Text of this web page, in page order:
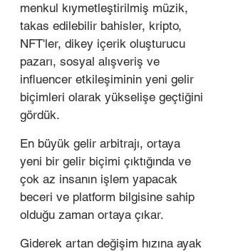
menkul kıymetleştirilmiş müzik,
takas edilebilir bahisler, kripto,
NFT'ler, dikey içerik oluşturucu
pazarı, sosyal alışveriş ve
influencer etkileşiminin yeni gelir
biçimleri olarak yükselişe geçtiğini
gördük.
En büyük gelir arbitrajı, ortaya
yeni bir gelir biçimi çıktığında ve
çok az insanın işlem yapacak
beceri ve platform bilgisine sahip
olduğu zaman ortaya çıkar.
Giderek artan değişim hızına ayak